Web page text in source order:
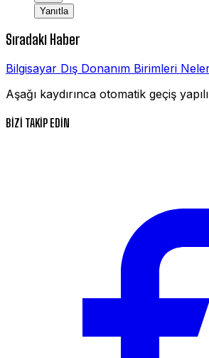
Yanıtla
Sıradaki Haber
Bilgisayar Dış Donanım Birimleri
Aşağı kaydırınca otomatik geçiş
BİZİ TAKİP EDİN